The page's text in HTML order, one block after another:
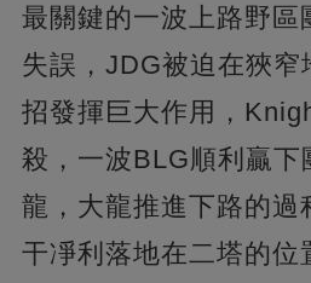
最關鍵的一波上路野區
失誤，JDG被迫在狹
招發揮巨大作用，
殺，一波BLG順利贏下
龍，大龍推進下路的過
干凈利落地在二塔的位